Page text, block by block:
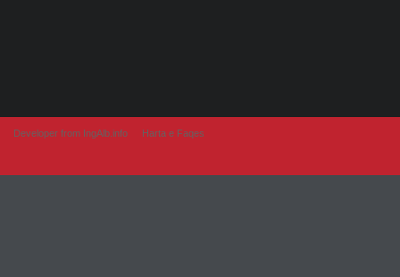
Developer from IngAlb.info Harta e Faqes